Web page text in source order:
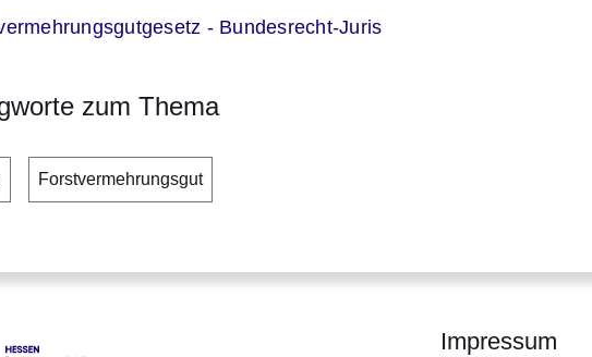
- Bundesrecht-Juris
in einem neuen Fenster
zum Thema
Forstvermehrungsgut
Impressum